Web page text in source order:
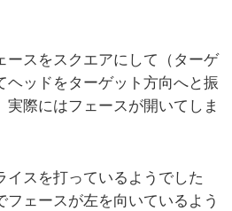
ースをスクエアにして（ターゲ
ヘッドをターゲット方向へと振
実際にはフェースが開いてしま
イスを打っているようでした
フェースが左を向いているよう